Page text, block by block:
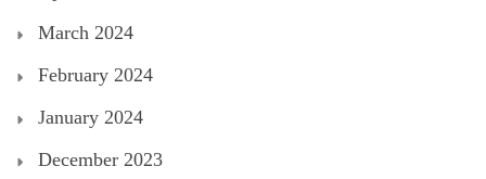
March 2024
February 2024
January 2024
December 2023